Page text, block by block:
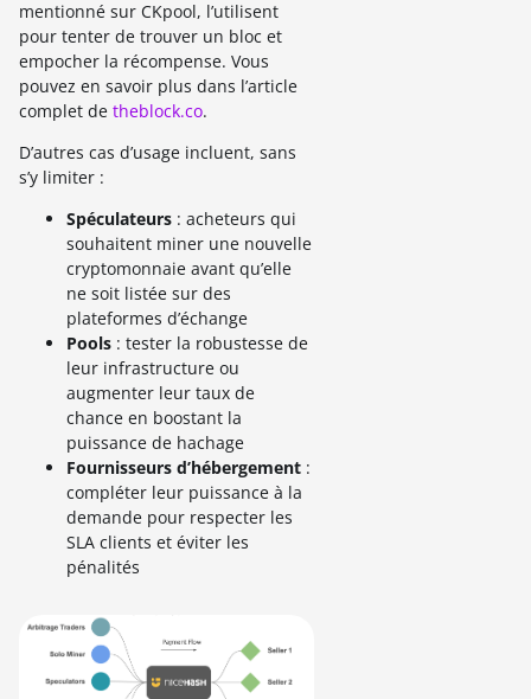
mentionné sur CKpool, l’utilisent
pour tenter de trouver un bloc et
empocher la récompense. Vous
pouvez en savoir plus dans l’article
complet de theblock.co.
D’autres cas d’usage incluent, sans
s’y limiter :
Spéculateurs : acheteurs qui
souhaitent miner une nouvelle
cryptomonnaie avant qu’elle
ne soit listée sur des
plateformes d’échange
Pools : tester la robustesse de
leur infrastructure ou
augmenter leur taux de
chance en boostant la
puissance de hachage
Fournisseurs d’hébergement :
compléter leur puissance à la
demande pour respecter les
SLA clients et éviter les
pénalités